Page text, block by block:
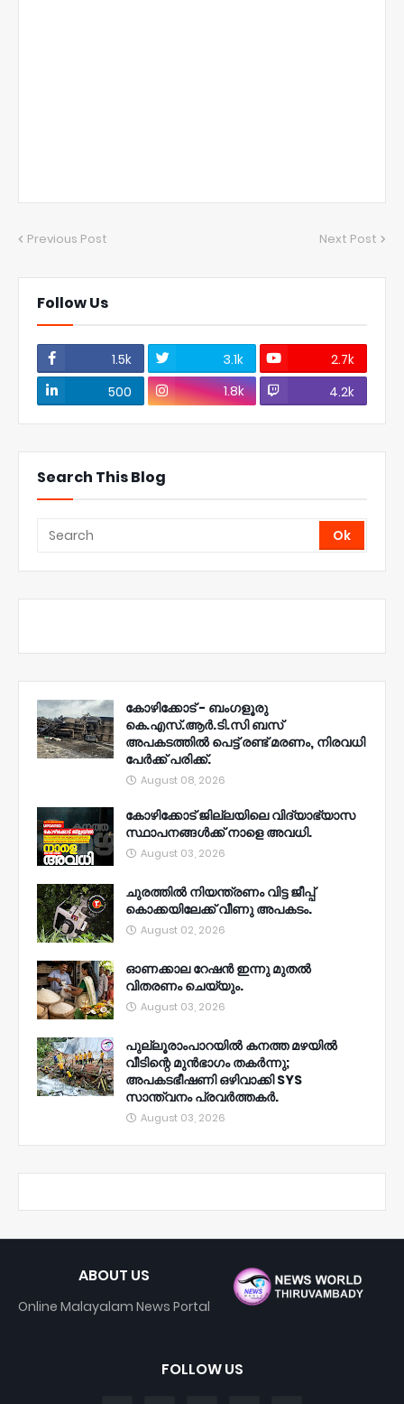
Previous Post Next Post
Follow Us
1.5k 3.1k
2.7k
500
1.8k 4.2k
Search This Blog
കോഴിക്കോട് - ബംഗളൂരു
കെ.എസ്.ആർ.ടി.സി ബസ്
അപകടത്തിൽ പെട്ട് രണ്ട് മരണം, നിരവധി
പേർക്ക് പരിക്ക്.
August 08, 2026
കോഴിക്കോട് ജില്ലയിലെ വിദ്യാഭ്യാസ
സ്ഥാപനങ്ങൾക്ക് നാളെ അവധി.
August 03, 2026
ചുരത്തിൽ നിയന്ത്രണം വിട്ട ജീപ്പ്
കൊക്കയിലേക്ക് വീണു അപകടം.
August 02, 2026
ഓണക്കാല റേഷൻ ഇന്നു മുതല്‍
വിതരണം ചെയ്യും.
August 03, 2026
പുല്ലൂരാംപാറയിൽ കനത്ത മഴയിൽ
വീടിന്റെ മുൻഭാഗം തകർന്നു;
അപകടഭീഷണി ഒഴിവാക്കി SYS
സാന്ത്വനം പ്രവർത്തകർ.
August 03, 2026
ABOUT US
Online Malayalam News Portal
FOLLOW US